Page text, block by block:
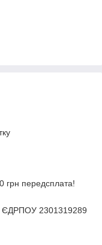
грн передсплата!
ЄДРПОУ 2301319289